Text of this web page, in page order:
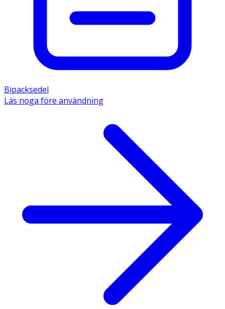
Bipacksedel
Läs noga före användning